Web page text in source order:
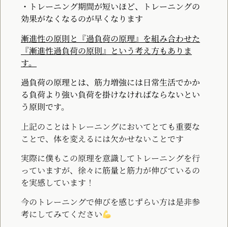
・トレーニング期間が短いほど、トレーニングの
効果がなくなるのが早くなります
漸進性の原則と『過負荷の原理』を組み合わせた
『漸進性過負荷の原則』という考え方もありま
す。
過負荷の原理とは、筋力増強には日常生活でかか
る負荷より強い負荷を掛けなければならないとい
う原則です。
上記のことはトレーニングにおいてとても重要な
ことで、体を変えるには欠かせないことです
実際に僕もこの原理を意識してトレーニングを行
っていますが、徐々に筋量と筋力が伸びているの
を実感しています！
今のトレーニングで伸びを感じずらい方は是非参
考にしてみてください